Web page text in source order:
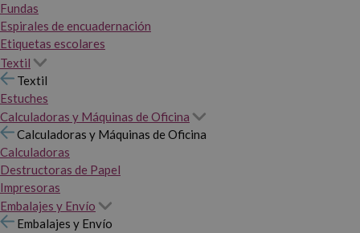
Fundas
Espirales de encuadernación
Etiquetas escolares
Textil
Textil
Estuches
Calculadoras y Máquinas de Oficina
Calculadoras y Máquinas de Oficina
Calculadoras
Destructoras de Papel
Impresoras
Embalajes y Envío
Embalajes y Envío